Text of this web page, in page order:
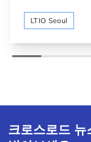
LTIO Seoul
크로스로드